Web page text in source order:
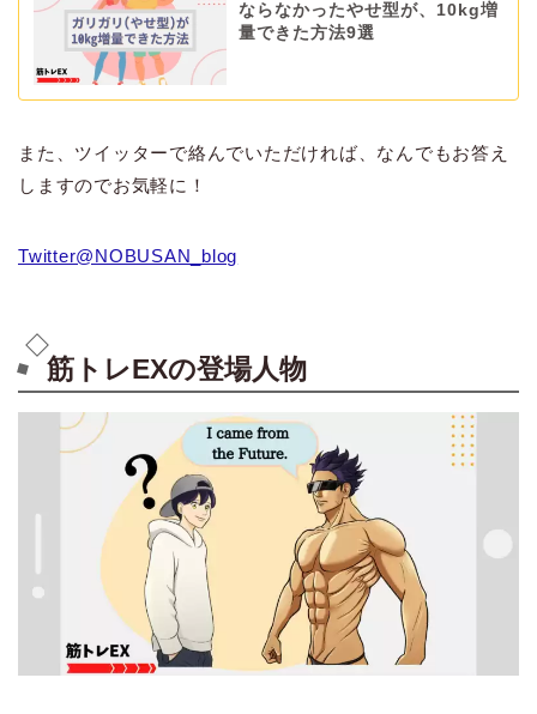
ならなかったやせ型が、10kg増
量できた方法9選
また、ツイッターで絡んでいただければ、なんでもお答え
しますのでお気軽に！
Twitter@NOBUSAN_blog
筋トレEXの登場人物